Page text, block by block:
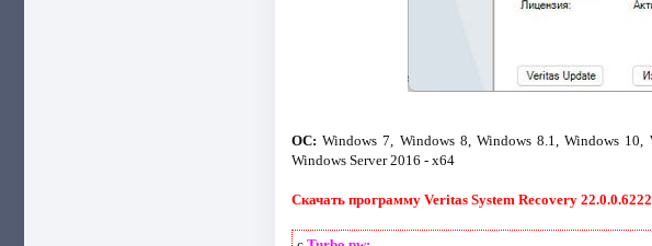
ОС: Windows 7, Windows 8, Windows 8.1, Windows 10,
Windows Server 2016 - x64
Скачать программу Veritas System Recovery